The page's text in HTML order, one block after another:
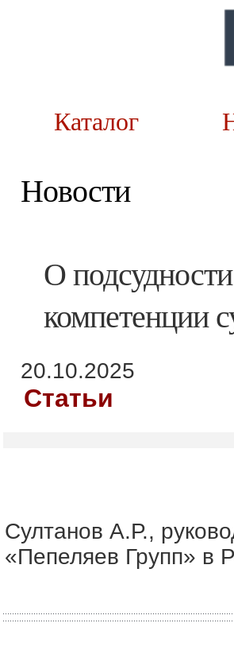
Каталог
Новости
О
компетенции
20.10.2025
Статьи
Султанов А.Р.,
«Пепеляев Групп» в